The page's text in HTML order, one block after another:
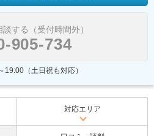
する（受付時間外）
905-734
19:00（土日祝も対応）
対応エリア